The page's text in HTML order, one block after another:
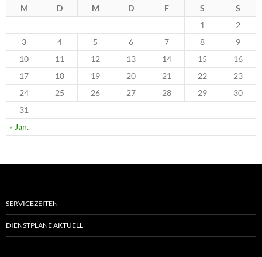
M D M D F S S
« Jan.
1
2
3
4 5 6 7 8
9
10
11 12 13 14 15
16
17
18 19 20 21 22
23
24
25 26 27 28 29
30
31
SERVICEZEITEN
DIENSTPLÄNE AKTUELL